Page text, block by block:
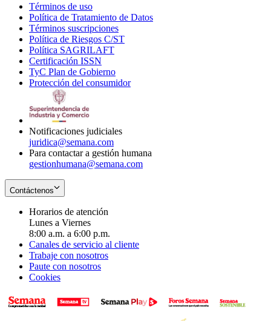
Términos de uso
in
new
window
Política de Tratamiento de Datos
Términos suscripciones
in
Política de Riesgos C/ST
Política SAGRILAFT
new
window
Certificación ISSN
in
new
TyC Plan de Gobierno
in
Protección del consumidorOpens
Notificaciones judiciales
juridica@semana.com
Para contactar a gestión humana
gestionhumana@semana.com
Contáctenos
Horarios de atención
Lunes a Viernes
8:00 a.m. a 6:00 p.m.
Canales de servicio al cliente
Trabaje con nosotros
Paute con nosotros
Cookies